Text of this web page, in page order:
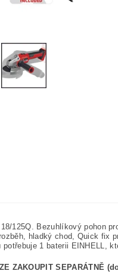
125Q. Bezuhlíkový pohon
hladký chod, Quick fix
1 baterii EINHELL,
ZAKOUPIT SEPARÁTNĚ